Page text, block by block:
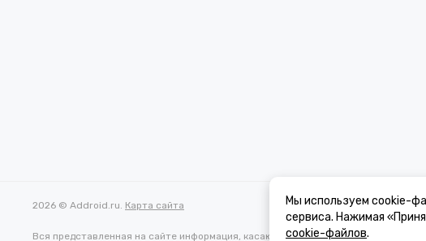
2026 © Addroid.ru. Карта сайта
Вся представленная на сайте информация, касающаяся характеристик,
Мы используем cookie-
сервиса. Нажимая
cookie-файлов.